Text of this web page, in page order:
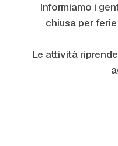
Informiamo i
chiusa per ferie
Le attività
ESAURITO